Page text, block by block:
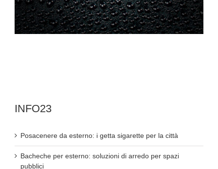
INFO23
Posacenere da esterno: i getta sigarette per la città
Bacheche per esterno: soluzioni di arredo per spazi
pubblici